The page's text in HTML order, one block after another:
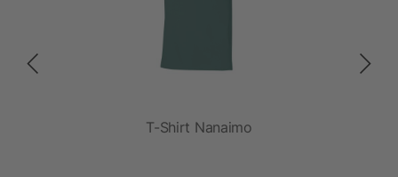
T-Shirt Nanaimo